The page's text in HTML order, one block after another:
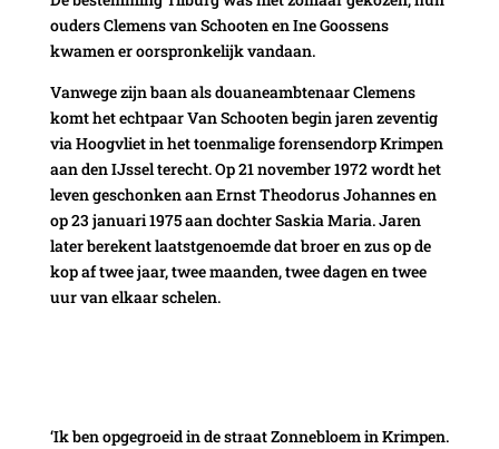
ouders Clemens van Schooten en Ine Goossens
kwamen er oorspronkelijk vandaan.
Vanwege zijn baan als douaneambtenaar Clemens
komt het echtpaar Van Schooten begin jaren zeventig
via Hoogvliet in het toenmalige forensendorp Krimpen
aan den IJssel terecht. Op 21 november 1972 wordt het
leven geschonken aan Ernst Theodorus Johannes en
op 23 januari 1975 aan dochter Saskia Maria. Jaren
later berekent laatstgenoemde dat broer en zus op de
kop af twee jaar, twee maanden, twee dagen en twee
uur van elkaar schelen.
‘Ik ben opgegroeid in de straat Zonnebloem in Krimpen.